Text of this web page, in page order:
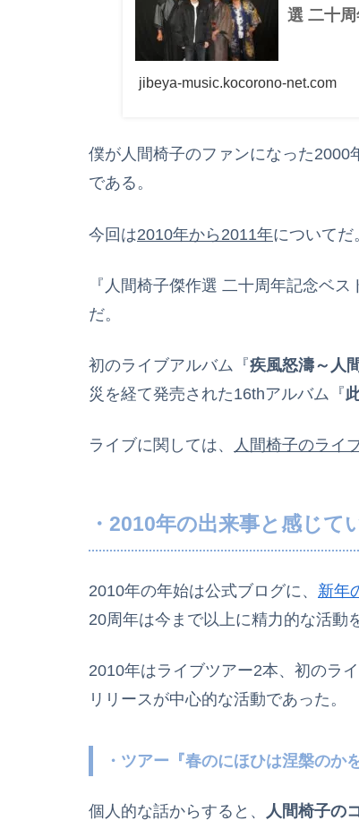
選 二十周
jibeya-music.kocorono-net.com
僕が人間椅子のファンになった2000
である。
今回は2010年から2011年についてだ
『人間椅子傑作選 二十周年記念ベ
だ。
初のライブアルバム『疾風怒濤～人
災を経て発売された16thアルバム『
ライブに関しては、 人間椅子のライ
・2010年の出来事と感じて
2010年の年始は公式ブログに、 新年
20周年は今まで以上に精力的な活動
2010年はライブツアー2本、初のラ
リリースが中心的な活動であった。
・ツアー『春のにほひは涅槃のか
個人的な話からすると、 人間椅子の